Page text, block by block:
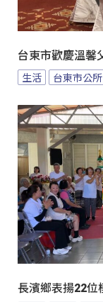
台東市歡慶溫馨
生活 台東市公所
長濱鄉表揚22位